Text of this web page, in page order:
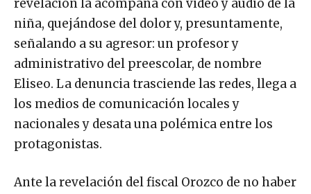
revelación la acompaña con video y audio de la
niña, quejándose del dolor y, presuntamente,
señalando a su agresor: un profesor y
administrativo del preescolar, de nombre
Eliseo. La denuncia trasciende las redes, llega a
los medios de comunicación locales y
nacionales y desata una polémica entre los
protagonistas.
Ante la revelación del fiscal Orozco de no haber